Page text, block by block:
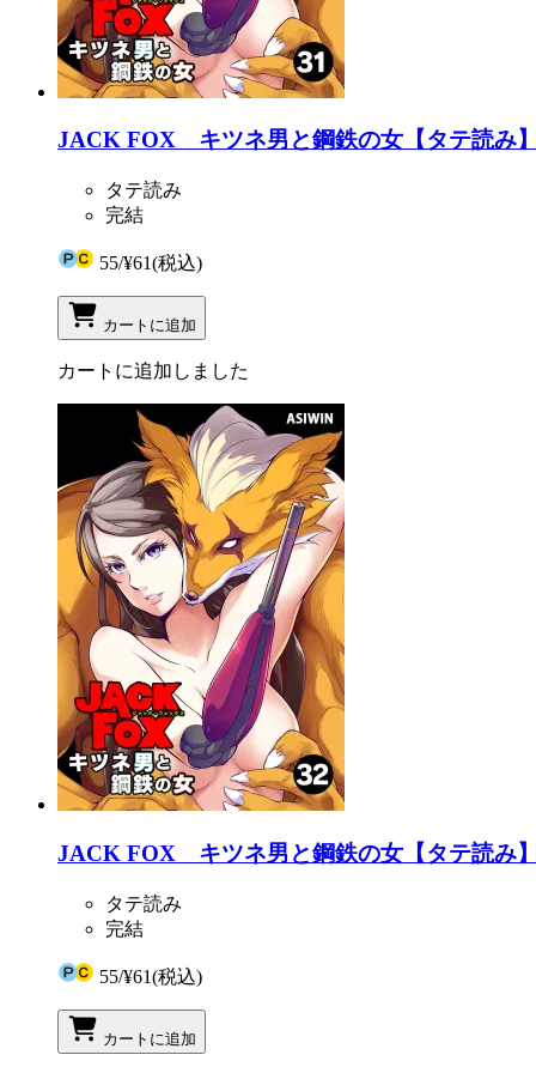
JACK FOX キツネ男と鋼鉄の女【タテ読み
タテ読み
完結
55/¥61(税込)
カートに追加
カートに追加しました
JACK FOX キツネ男と鋼鉄の女【タテ読み
タテ読み
完結
55/¥61(税込)
カートに追加